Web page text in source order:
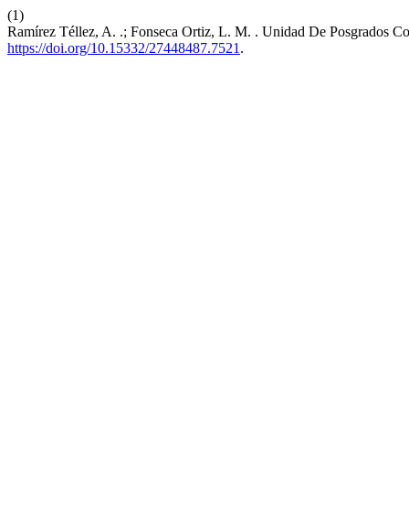
(1)
Ramírez Téllez, A. .; Fonseca Ortiz, L. M. . Unidad De Posgrados
https://doi.org/10.15332/27448487.7521 .